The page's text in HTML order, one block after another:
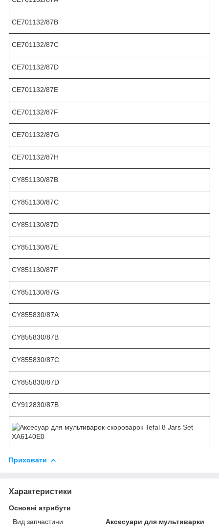
CE701132/87B
CE701132/87C
CE701132/87D
CE701132/87E
CE701132/87F
CE701132/87G
CE701132/87H
CY851130/87B
CY851130/87C
CY851130/87D
CY851130/87E
CY851130/87F
CY851130/87G
CY855830/87A
CY855830/87B
CY855830/87C
CY855830/87D
CY912830/87B
Приховати
Характеристики
Основні атрибути
Вид запчастини
Аксесуари для мультиварки